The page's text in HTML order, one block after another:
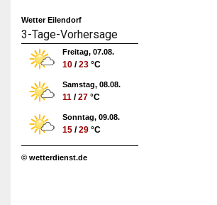
Wetter Eilendorf
3-Tage-Vorhersage
Freitag, 07.08.
10 /23 °C
Samstag, 08.08.
11 /27 °C
Sonntag, 09.08.
15 /29 °C
© wetterdienst.de